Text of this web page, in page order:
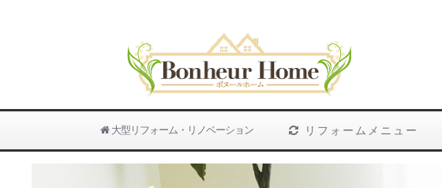
大型リフォーム・リノベーション リフォームメニュー